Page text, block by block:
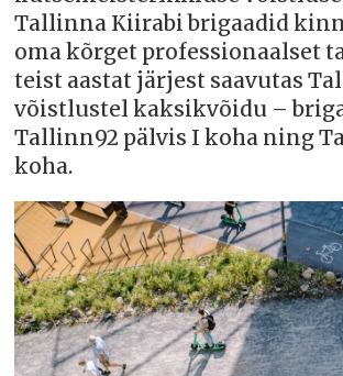
Tallinna Kiirabi brigaadid
oma kõrget professionaalset
teist aastat järjest saavutas
võistlustel kaksikvõidu –
Tallinn92 pälvis I koha ning
koha.